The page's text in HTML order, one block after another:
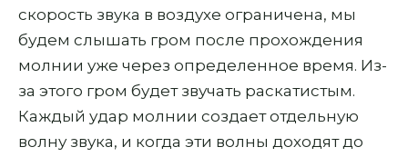
скорость звука в воздухе ограничена, мы
будем слышать гром после прохождения
молнии уже через определенное время. Из-
за этого гром будет звучать раскатистым.
Каждый удар молнии создает отдельную
волну звука, и когда эти волны доходят до